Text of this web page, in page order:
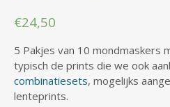
€24,50
5 Pakjes van 10 mondmaskers
typisch de prints die we ook
combinatiesets, mogelijks
lenteprints.